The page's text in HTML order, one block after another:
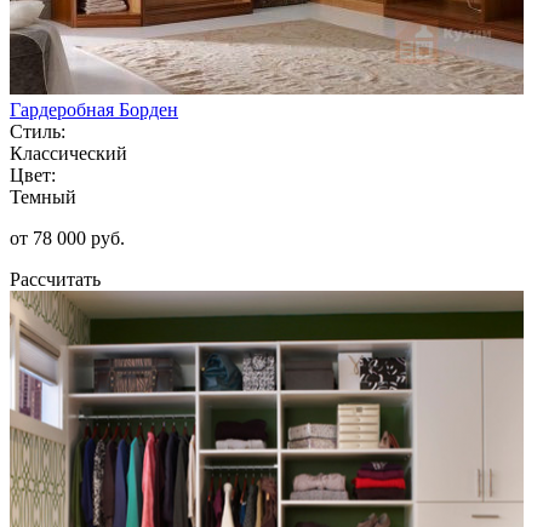
Гардеробная Борден
Стиль:
Классический
Цвет:
Темный
от 78 000 руб.
Рассчитать